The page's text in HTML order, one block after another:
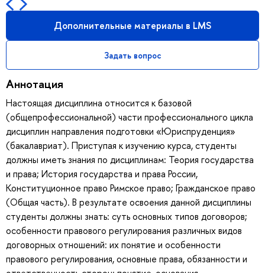
Дополнительные материалы в LMS
Задать вопрос
Аннотация
Настоящая дисциплина относится к базовой
(общепрофессиональной) части профессионального цикла
дисциплин направления подготовки «Юриспруденция»
(бакалавриат). Приступая к изучению курса, студенты
должны иметь знания по дисциплинам: Теория государства
и права; История государства и права России,
Конституционное право Римское право; Гражданское право
(Общая часть). В результате освоения данной дисциплины
студенты должны знать: суть основных типов договоров;
особенности правового регулирования различных видов
договорных отношений: их понятие и особенности
правового регулирования, основные права, обязанности и